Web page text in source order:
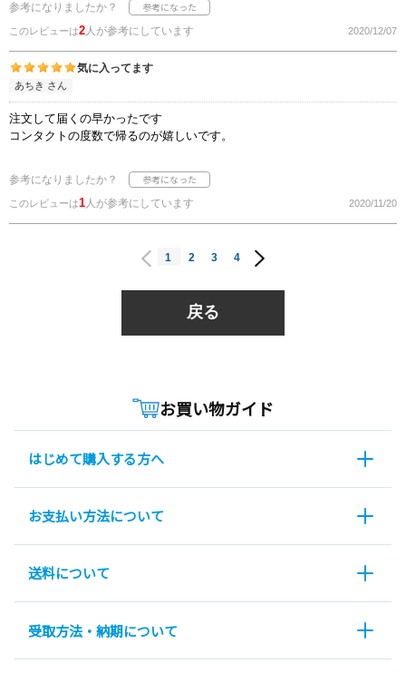
参考になりましたか？
このレビューは2人が参考にしています 2020/12/07
気に入ってます
あちき さん
注文して届くの早かったです
コンタクトの度数で帰るのが嬉しいです。
参考になりましたか？
このレビューは1人が参考にしています 2020/11/20
1 2 3 4
戻る
お買い物ガイド
はじめて購入する方へ
お支払い方法について
送料について
受取方法・納期について